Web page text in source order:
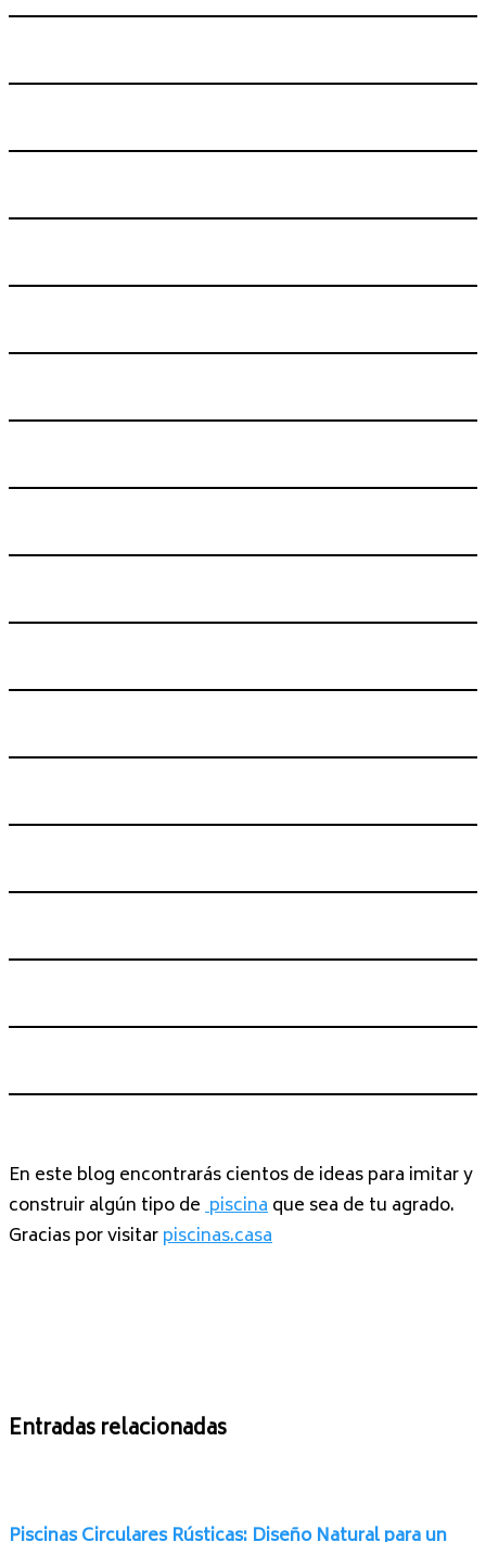
En este blog encontrarás cientos de ideas para imitar y
construir algún tipo depiscinaque sea de tu agrado.
Gracias por visitarpiscinas.casa
Entradas relacionadas